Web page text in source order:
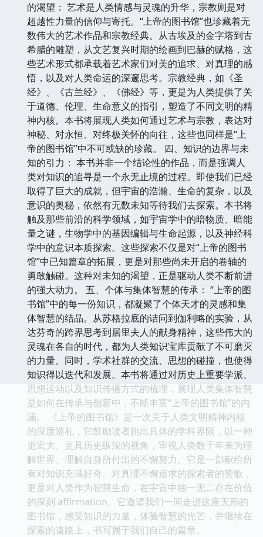
的渴望： 艺术是人类情感与灵魂的升华，宗教则是对
超越性力量的信仰与寄托。“上帝的图书馆”也珍藏着无
数伟大的艺术作品和宗教经典。从古埃及的金字塔到古
希腊的雕塑，从文艺复兴时期的绘画到巴赫的赋格，这
些艺术形式都承载着艺术家们对美的追求、对真理的感
悟，以及对人类命运的深邃思考。宗教经典，如《圣
经》、《古兰经》、《佛经》等，更是为人类提供了关
于道德、伦理、生命意义的指引，塑造了不同文明的精
神内核。本书将展现人类如何通过艺术与宗教，表达对
神秘、对永恒、对终极关怀的向往，这些也同样是“上
帝的图书馆”中不可或缺的珍藏。 四、知识的边界与未
知的引力： 本书并非一个结论性的作品，而是强调人
类对知识的追寻是一个永无止境的过程。即使我们已经
取得了巨大的成就，但宇宙的浩瀚、生命的复杂，以及
意识的奥秘，依然有无数未知等待我们去探索。本书将
触及那些前沿的科学领域，如宇宙学中的暗物质、暗能
量之谜，生物学中的基因编辑与生命起源，以及神经科
学中的意识本质探索。这些探索不仅是对“上帝的图书
馆”中已知篇章的拓展，更是对那些尚未开启的卷轴的
勇敢触碰。这种对未知的渴望，正是驱动人类不断前进
的强大动力。 五、个体与集体智慧的传承： “上帝的图
书馆”中的每一份知识，都凝聚了个体天才的灵感和集
体智慧的结晶。从苏格拉底的诘问到伽利略的实验，从
达芬奇的跨界思考到居里夫人的献身精神，这些伟大的
灵魂在各自的时代，都为人类知识宝库贡献了不可磨灭
的力量。同时，学术社群的交流、思想的碰撞，也使得
知识得以迭代和发展。本书将通过对历史上重要学派、
思想运动以及知识传播方式的梳理，展现人类集体智慧
是如何在传承与创新中，不断丰富“上帝的图书馆”的内
涵。 《上帝的图书馆》是一次关于人类文明精神内核
的深度巡礼，它鼓励读者跳出具体的学科界限，以一种
更宏大、更具历史纵深的视角，审视人类数千年来为理
解世界、理解自身所付出的不懈努力。它是一部献给所
有对知识充满好奇、对真理不懈追求的探索者的赞歌，
更是对人类作为智慧生命，在宇宙中独一无二存在价值
的深刻 affirmation。它邀请我们一同走进这座无形的
图书馆，感受知识的力量，体验智慧的光芒，并继续在
探索的道路上，书写属于我们自己的篇章。